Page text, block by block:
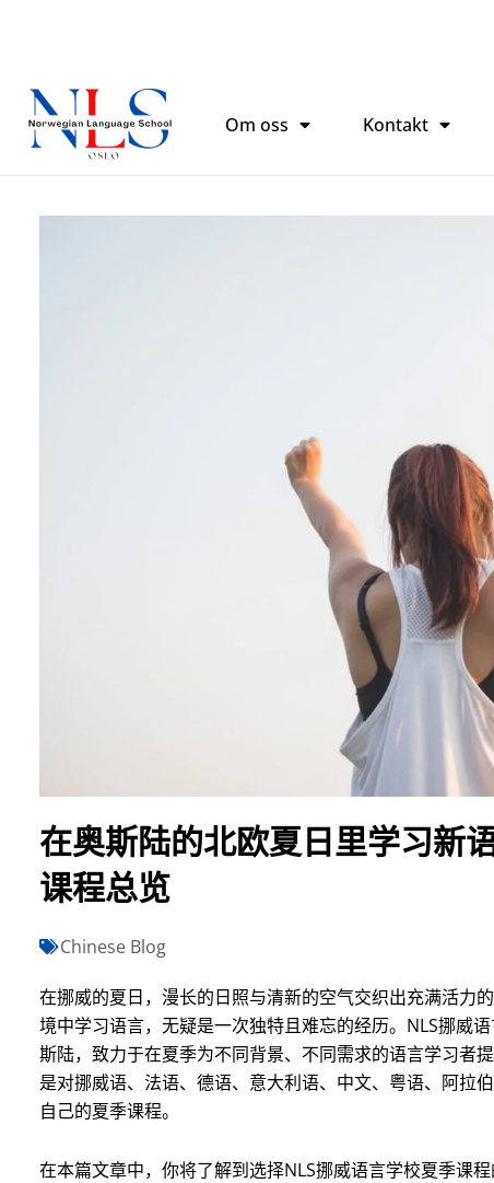
Om oss Kontakt
在奥斯陆的北欧夏日里学习新
课程总览
Chinese Blog
在挪威的夏日，漫长的日照与清新的空气交织出充满活力
境中学习语言，无疑是一次独特且难忘的经历。NLS挪威
斯陆，致力于在夏季为不同背景、不同需求的语言学习者
是对挪威语、法语、德语、意大利语、中文、粤语、阿拉
自己的夏季课程。
在本篇文章中，你将了解到选择NLS挪威语言学校夏季课